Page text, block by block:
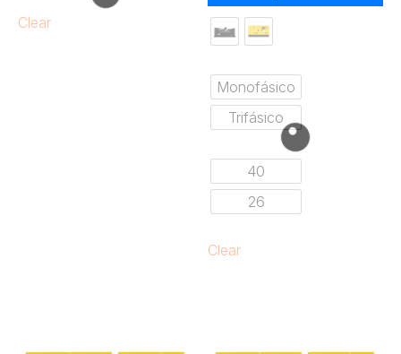
Clear
Monofásico
Trifásico
40
26
Clear